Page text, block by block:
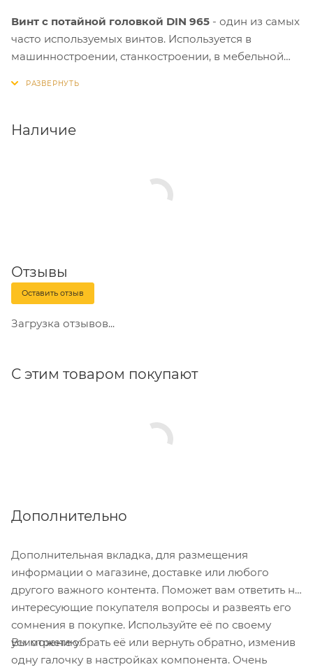
Винт с потайной головкой DIN 965 - один из самых
часто используемых винтов. Используется в
машинностроении, станкостроении, в мебельной
нагрузкам, а также допускается установка крепежа
в агрессивных средах и при высоких температурах.
Наличие
Отзывы
Оставить отзыв
Загрузка отзывов...
С этим товаром покупают
Дополнительно
Дополнительная вкладка, для размещения
информации о магазине, доставке или любого
другого важного контента. Поможет вам ответить на
интересующие покупателя вопросы и развеять его
сомнения в покупке. Используйте её по своему
усмотрению.
Вы можете убрать её или вернуть обратно, изменив
одну галочку в настройках компонента. Очень